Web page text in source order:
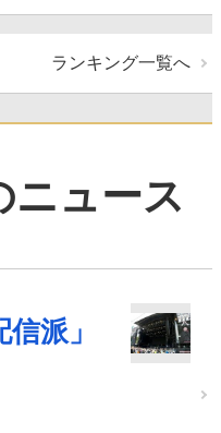
ランキング一覧へ
ニュース
派」